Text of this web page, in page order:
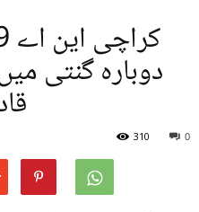
دوبارہ گنتی
0
310